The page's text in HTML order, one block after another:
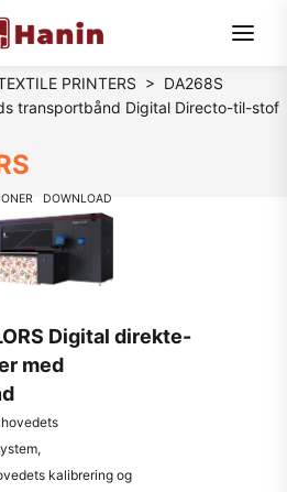
PRINTERS > DA268S
transportbånd Digital Directo-til-stof
DOWNLOAD
Digital direkte-
med
kalibrering og